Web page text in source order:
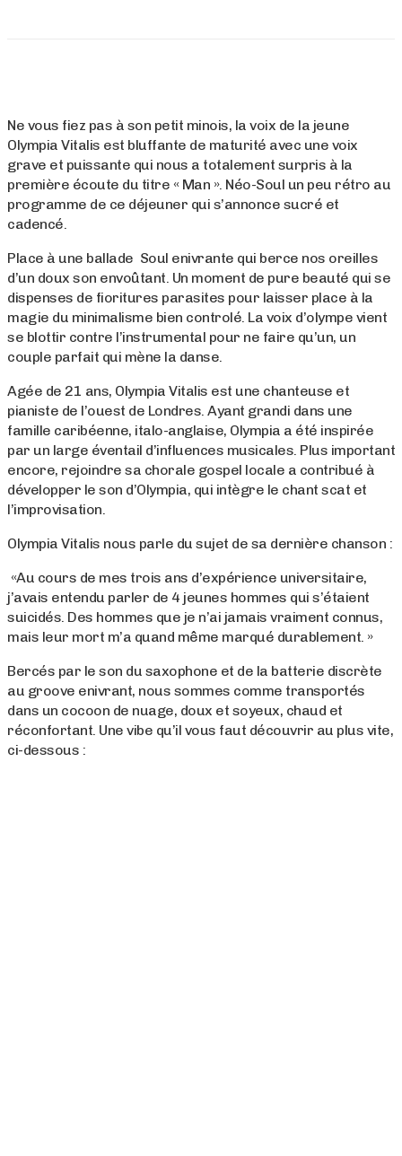
Ne vous fiez pas à son petit minois, la voix de la jeune
Olympia Vitalis est bluffante de maturité avec une voix
grave et puissante qui nous a totalement surpris à la
première écoute du titre « Man ». Néo-Soul un peu rétro au
programme de ce déjeuner qui s’annonce sucré et
cadencé.
Place à une ballade Soul enivrante qui berce nos oreilles
d’un doux son envoûtant. Un moment de pure beauté qui se
dispenses de fioritures parasites pour laisser place à la
magie du minimalisme bien controlé. La voix d’olympe vient
se blottir contre l’instrumental pour ne faire qu’un, un
couple parfait qui mène la danse.
Agée de 21 ans, Olympia Vitalis est une chanteuse et
pianiste de l’ouest de Londres. Ayant grandi dans une
famille caribéenne, italo-anglaise, Olympia a été inspirée
par un large éventail d’influences musicales. Plus important
encore, rejoindre sa chorale gospel locale a contribué à
développer le son d’Olympia, qui intègre le chant scat et
l’improvisation.
Olympia Vitalis nous parle du sujet de sa dernière chanson :
«Au cours de mes trois ans d’expérience universitaire,
j’avais entendu parler de 4 jeunes hommes qui s’étaient
suicidés. Des hommes que je n’ai jamais vraiment connus,
mais leur mort m’a quand même marqué durablement. »
Bercés par le son du saxophone et de la batterie discrète
au groove enivrant, nous sommes comme transportés
dans un cocoon de nuage, doux et soyeux, chaud et
réconfortant. Une vibe qu’il vous faut découvrir au plus vite,
ci-dessous :